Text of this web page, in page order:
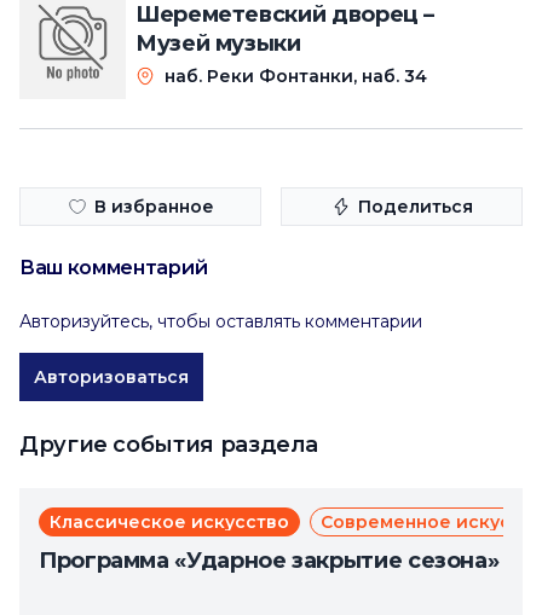
Шереметевский дворец –
Музей музыки
наб. Реки Фонтанки, наб. 34
В избранное Поделиться
Ваш комментарий
Авторизуйтесь, чтобы оставлять комментарии
Авторизоваться
Другие события раздела
Классическое искусство Современное
Программа «Ударное закрытие сезона»